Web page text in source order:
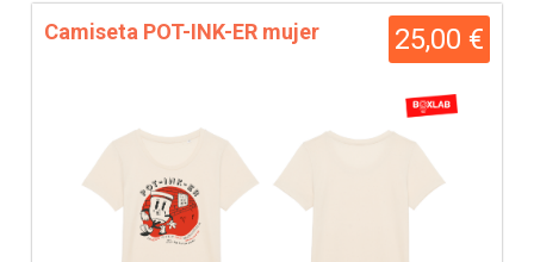
25,00 €
Camiseta POT-INK-ER mujer